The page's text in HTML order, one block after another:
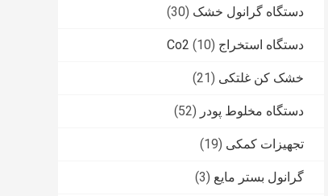
دستگاه گرانول خشک (30)
دستگاه استخراج Co2 (10)
خشک کن غلتکی (21)
دستگاه مخلوط پودر (52)
تجهیزات کمکی (19)
گرانول بستر مایع (3)